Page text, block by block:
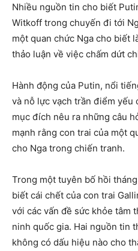
Nhiều nguồn tin cho biết
Witkoff trong chuyến đi tới
một quan chức Nga cho biết
thảo luận về việc chấm dứt
Hành động của Putin, nổi
và nỗ lực vạch trần điểm yếu
mục đích nêu ra những câu
mạnh rằng con trai của một
cho Nga trong chiến tranh.
Trong một tuyên bố hồi
biết cái chết của con trai
với các vấn đề sức khỏe tâm
ninh quốc gia. Hai nguồn tin
không có dấu hiệu nào cho